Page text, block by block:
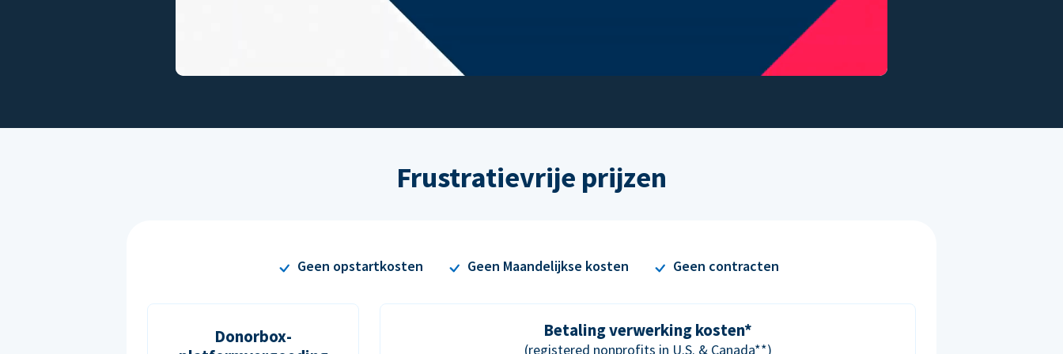
Frustratievrije prijzen
Geen opstartkosten Geen Maandelijkse kosten Geen contracten
Donorbox-
Betaling verwerking kosten*
(registered nonprofits in U.S. & Canada**)